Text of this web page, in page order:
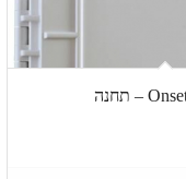
Onset Hobo – RX3000 – תחנה